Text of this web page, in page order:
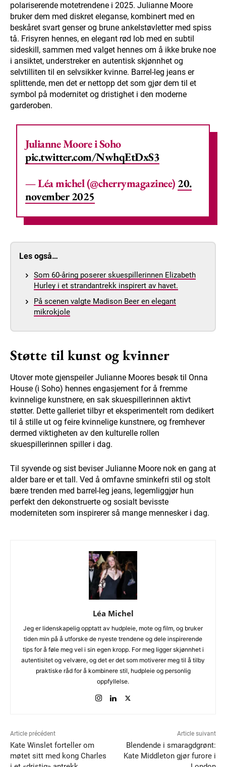
polariserende motetrendene i 2025. Julianne Moore
bruker dem med diskret eleganse, kombinert med en
beskåret svart genser og brune ankelstøvletter med spiss
tå. Frisyren hennes, en elegant rød lob med en subtil
sideskill, sammen med valget hennes om å ikke bruke noe
i ansiktet, understreker en autentisk skjønnhet og
selvtilliten til en selvsikker kvinne. Barrel-leg jeans er
splittende, men det er nettopp det som gjør dem til et
symbol på modernitet og dristighet i den moderne
garderoben.
Julianne Moore i Soho
pic.twitter.com/NwhqEtDxS3
— Léa michel (@cherrymagazinee) 20.
november 2025
Les også…
Som 60-åring poserer skuespillerinnen Elizabeth
Hurley i et strandantrekk inspirert av havet.
På scenen valgte Madison Beer en elegant
mikrokjole
Støtte til kunst og kvinner
Utover mote gjenspeiler Julianne Moores besøk til Onna
House (i Soho) hennes engasjement for å fremme
kvinnelige kunstnere, en sak skuespillerinnen aktivt
støtter. Dette galleriet tilbyr et eksperimentelt rom dedikert
til å stille ut og feire kvinnelige kunstnere, og fremhever
dermed viktigheten av den kulturelle rollen
skuespillerinnen spiller i dag.
Til syvende og sist beviser Julianne Moore nok en gang at
alder bare er et tall. Ved å omfavne sminkefri stil og stolt
bære trenden med barrel-leg jeans, legemliggjør hun
perfekt den dekonstruerte og sosialt bevisste
moderniteten som inspirerer så mange mennesker i dag.
Léa Michel
Jeg er lidenskapelig opptatt av hudpleie, mote og film, og bruker
tiden min på å utforske de nyeste trendene og dele inspirerende
tips for å føle meg vel i sin egen kropp. For meg ligger skjønnhet i
autentisitet og velvære, og det er det som motiverer meg til å tilby
praktiske råd for å kombinere stil, hudpleie og personlig
oppfyllelse.
Article précédent
Kate Winslet forteller om
møtet sitt med kong Charles
Article suivant
Blendende i smaragdgrønt:
Kate Middleton gjør furore i